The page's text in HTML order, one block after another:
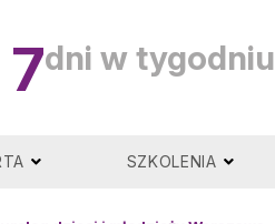
7dni w tygodniu
SZKOLENIA